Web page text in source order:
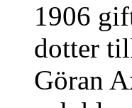
1906
dotter
Göran